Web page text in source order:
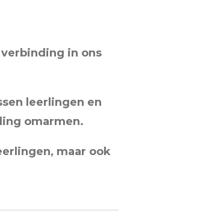
in ons
leerlingen en
omarmen.
maar ook